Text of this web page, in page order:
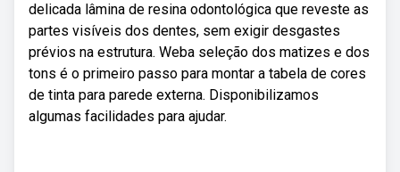
delicada lâmina de resina odontológica que reveste as
partes visíveis dos dentes, sem exigir desgastes
prévios na estrutura. Weba seleção dos matizes e dos
tons é o primeiro passo para montar a tabela de cores
de tinta para parede externa. Disponibilizamos
algumas facilidades para ajudar.